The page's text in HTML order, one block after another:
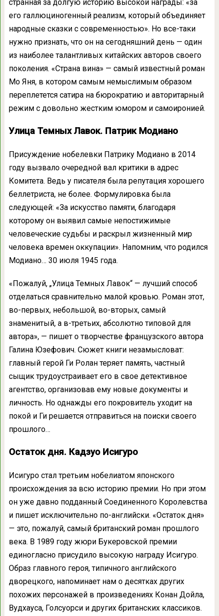
странная за долгую историю высокой награды: «за
его галлюциногенный реализм, который объединяет
народные сказки с современностью». Но все-таки
нужно признать, что он на сегодняшний день — один
из наиболее талантливых китайских авторов своего
поколения. «Страна вина» — самый известный роман
Мо Яня, в котором самым немыслимым образом
переплетется сатира на бюрократию и авторитарный
режим с довольно жестким юмором и самоиронией.
Улица Темных Лавок. Патрик Модиано
Присуждение нобелевки Патрику Модиано в 2014
году вызвало очередной вал критики в адрес
Комитета. Ведь у писателя была репутация хорошего
беллетриста, не более. Формулировка была
следующей: «За искусство памяти, благодаря
которому он выявил самые непостижимые
человеческие судьбы и раскрыл жизненный мир
человека времен оккупации». Напомним, что родился
Модиано… 30 июля 1945 года.
«Пожалуй, „Улица Темных Лавок“ — лучший способ
отделаться сравнительно малой кровью. Роман этот,
во-первых, небольшой, во-вторых, самый
знаменитый, а в-третьих, абсолютно типовой для
автора», — пишет о творчестве французского автора
Галина Юзефович. Сюжет книги незамысловат:
главный герой Ги Ролан теряет память, частный
сыщик трудоустраивает его в свое детективное
агентство, организовав ему новые документы и
личность. Но однажды его покровитель уходит на
покой и Ги решается отправиться на поиски своего
прошлого…
Остаток дня. Кадзуо Исигуро
Исигуро стал третьим нобелиатом японского
происхождения за всю историю премии. Но при этом
он уже давно подданный Соединенного Королевства
и пишет исключительно по-английски. «Остаток дня»
— это, пожалуй, самый британский роман прошлого
века. В 1989 году жюри Букеровской премии
единогласно присудило высокую награду Исигуро.
Образ главного героя, типичного английского
дворецкого, напоминает нам о десятках других
похожих персонажей в произведениях Конан Дойла,
Вудхауса, Голсуорси и других британских классиков.